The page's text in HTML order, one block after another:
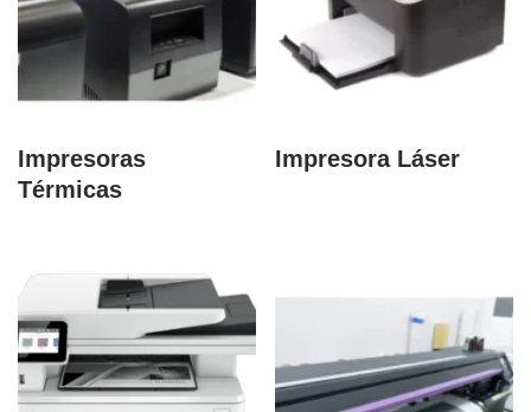
Impresoras
Térmicas
Impresora Láser